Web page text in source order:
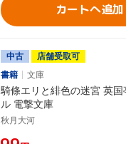
カートへ追加
中古
店舗受取可
書籍
文庫
騎條エリと緋色の迷宮 英国
ル 電撃文庫
秋月大河